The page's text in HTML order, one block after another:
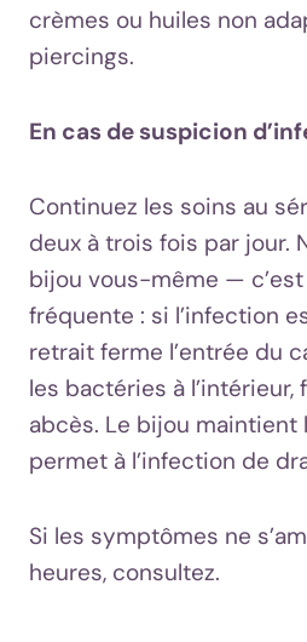
crèmes ou huiles non
piercings.
En cas de suspicion
Continuez les soins au
deux à trois fois par jour.
bijou vous-même —
fréquente : si l’infection
retrait ferme l’entrée du
les bactéries à l’intérieur,
abcès. Le bijou maintient
permet à l’infection de
Si les symptômes ne
heures, consultez.